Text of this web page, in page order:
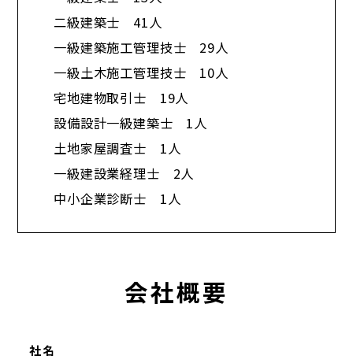
二級建築士 41人
一級建築施工管理技士 29人
一級土木施工管理技士 10人
宅地建物取引士 19人
設備設計一級建築士 1人
土地家屋調査士 1人
一級建設業経理士 2人
中小企業診断士 1人​
会社概要
社名